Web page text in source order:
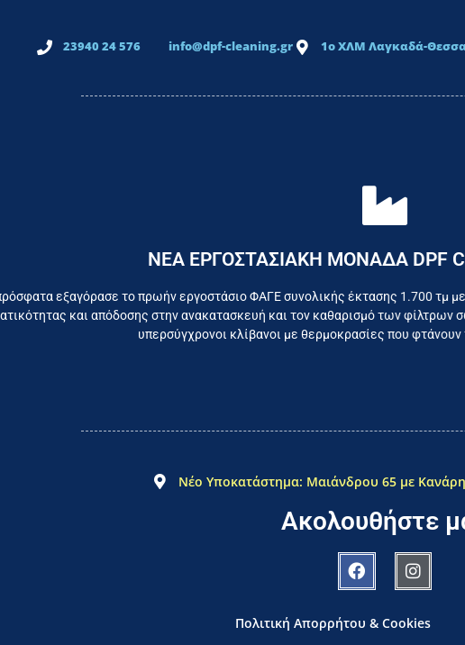
23940 24 576 info@dpf-cleaning.gr 1ο ΧΛΜ Λαγκαδά-
ΝΕΑ ΕΡΓΟΣΤΑΣΙΑΚΗ ΜΟΝΑΔΑ DPF
εξαγόρασε το πρωήν εργοστάσιο ΦΑΓΕ συνολικής έκτασης 1.700 τμ
και απόδοσης στην ανακατασκευή και τον καθαρισμό των φίλτρων
υπερσύγχρονοι κλίβανοι με θερμοκρασίες που
Εργαζόμαστε καθημερινά για το συμφέρον
Νέο Υποκατάστημα: Μαιάνδρου 65 με
Ακολουθήστε
Πολιτική Απορρήτου & Cookies